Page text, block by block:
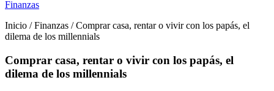
Finanzas
Inicio / Finanzas / Comprar casa, rentar o vivir con los papás, el
dilema de los millennials
Comprar casa, rentar o vivir con los papás, el
dilema de los millennials